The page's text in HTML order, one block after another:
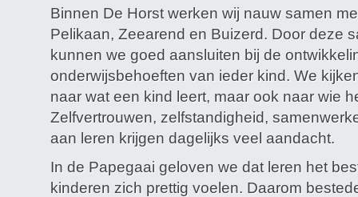
Binnen De Horst werken wij nauw samen
Pelikaan, Zeearend en Buizerd. Door deze
kunnen we goed aansluiten bij de
onderwijsbehoeften van ieder kind. We
naar wat een kind leert, maar ook naar wie
Zelfvertrouwen, zelfstandigheid,
aan leren krijgen dagelijks veel aandacht.
In de Papegaai geloven we dat leren het
kinderen zich prettig voelen. Daarom